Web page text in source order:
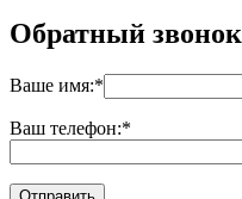
Обратный звонок
Ваше имя:*
Ваш телефон:*